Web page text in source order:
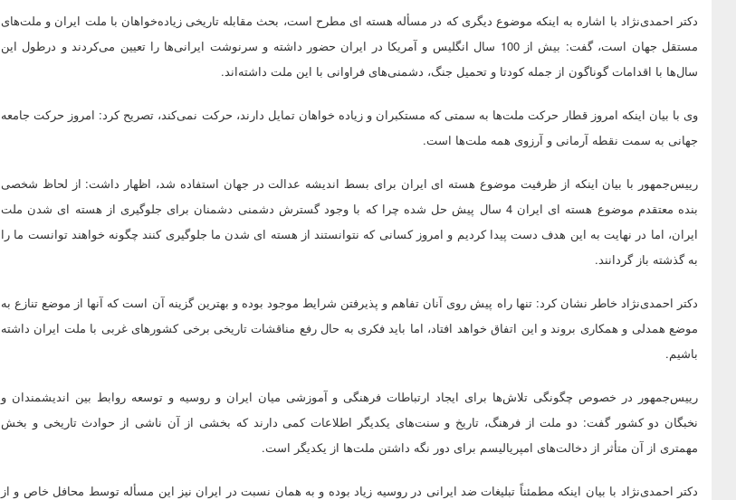
دکتر احمدی‌نژاد با اشاره به اینکه موضوع دیگری که در مسأله هسته ای مطرح است، بحث مقابله تاریخی زیاده‌خواهان با ملت ایران و ملت‌های
مستقل جهان است، گفت: بیش از 100 سال انگلیس و آمریکا در ایران حضور داشته و سرنوشت ایرانی‌ها را تعیین می‌کردند و درطول این
سال‌ها با اقدامات گوناگون از جمله کودتا و تحمیل جنگ، دشمنی‌های فراوانی با این ملت داشته‌اند.
وی با بیان اینکه امروز قطار حرکت ملت‌ها به سمتی که مستکبران و زیاده خواهان تمایل دارند، حرکت نمی‌کند، تصریح کرد: امروز حرکت جامعه
جهانی به سمت نقطه آرمانی و آرزوی همه ملت‌ها است.
رییس‌جمهور با بیان اینکه از ظرفیت موضوع هسته ای ایران برای بسط اندیشه عدالت در جهان استفاده شد، اظهار داشت: از لحاظ شخصی
بنده معتقدم موضوع هسته ای ایران 4 سال پیش حل شده چرا که با وجود گسترش دشمنی دشمنان برای جلوگیری از هسته ای شدن ملت
ایران، اما در نهایت به این هدف دست پیدا کردیم و امروز کسانی که نتوانستند از هسته ای شدن ما جلوگیری کنند چگونه خواهند توانست ما را
به گذشته باز گردانند.
دکتر احمدی‌نژاد خاطر نشان کرد: تنها راه پیش روی آنان تفاهم و پذیرفتن شرایط موجود بوده و بهترین گزینه آن است که آنها از موضع تنازع به
موضع همدلی و همکاری بروند و این اتفاق خواهد افتاد، اما باید فکری به حال رفع مناقشات تاریخی برخی کشورهای غربی‌ با ملت ایران داشته
باشیم.
رییس‌جمهور در خصوص چگونگی تلاش‌ها برای ایجاد ارتباطات فرهنگی و آموزشی میان ایران و روسیه و توسعه روابط بین اندیشمندان و
نخبگان دو کشور گفت: دو ملت از فرهنگ، تاریخ و سنت‌های یکدیگر اطلاعات کمی دارند که بخشی از آن ناشی از حوادث تاریخی و بخش
مهمتری از آن متأثر از دخالت‌های امپریالیسم برای دور نگه داشتن ملت‌ها از یکدیگر است.
دکتر احمدی‌نژاد با بیان اینکه مطمئناً تبلیغات ضد ایرانی در روسیه زیاد بوده و به همان نسبت در ایران نیز این مسأله توسط محافل خاص و از